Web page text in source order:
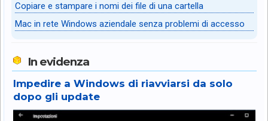
Copiare e stampare i nomi dei file di una cartella
Mac in rete Windows aziendale senza problemi di accesso
In evidenza
Impedire a Windows di riavviarsi da solo
dopo gli update